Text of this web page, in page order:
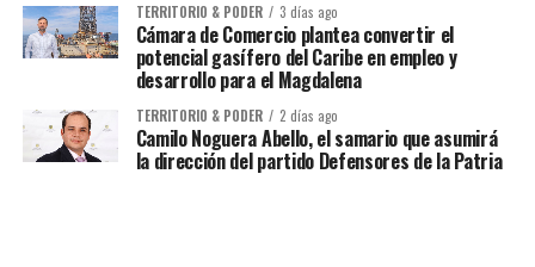
TERRITORIO & PODER 3 días ago
Cámara de Comercio plantea convertir el
potencial gasífero del Caribe en empleo y
desarrollo para el Magdalena
TERRITORIO & PODER 2 días ago
Camilo Noguera Abello, el samario que asumirá
la dirección del partido Defensores de la Patria